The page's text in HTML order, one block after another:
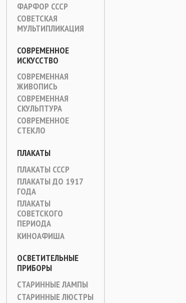
ФАРФОР СССР
СОВЕТСКАЯ
МУЛЬТИПЛИКАЦИЯ
СОВРЕМЕННОЕ
ИСКУССТВО
СОВРЕМЕННАЯ
ЖИВОПИСЬ
СОВРЕМЕННАЯ
СКУЛЬПТУРА
СОВРЕМЕННОЕ
СТЕКЛО
ПЛАКАТЫ
ПЛАКАТЫ СССР
ПЛАКАТЫ ДО 1917
ГОДА
ПЛАКАТЫ
СОВЕТСКОГО
ПЕРИОДА
КИНОАФИША
ОСВЕТИТЕЛЬНЫЕ
ПРИБОРЫ
СТАРИННЫЕ ЛАМПЫ
СТАРИННЫЕ ЛЮСТРЫ